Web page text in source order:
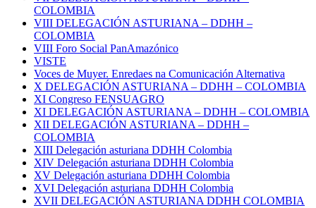
COLOMBIA
VIII DELEGACIÓN ASTURIANA – DDHH –
COLOMBIA
VIII Foro Social PanAmazónico
VISTE
Voces de Muyer. Enredaes na Comunicación Alternativa
X DELEGACIÓN ASTURIANA – DDHH – COLOMBIA
XI Congreso FENSUAGRO
XI DELEGACIÓN ASTURIANA – DDHH – COLOMBIA
XII DELEGACIÓN ASTURIANA – DDHH –
COLOMBIA
XIII Delegación asturiana DDHH Colombia
XIV Delegación asturiana DDHH Colombia
XV Delegación asturiana DDHH Colombia
XVI Delegación asturiana DDHH Colombia
XVII DELEGACIÓN ASTURIANA DDHH COLOMBIA